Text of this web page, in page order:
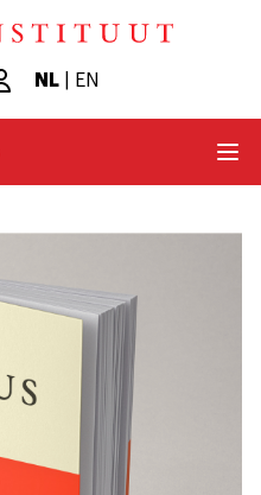
NL| EN